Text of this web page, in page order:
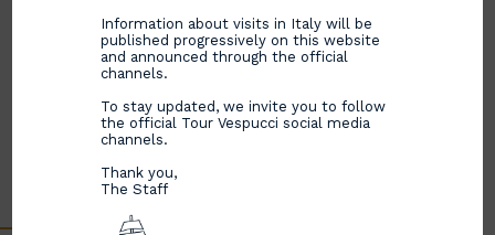
Information about visits in Italy will be
published progressively on this website
and announced through the official
channels.
To stay updated, we invite you to follow
the official Tour Vespucci social media
channels.
Thank you,
The Staff